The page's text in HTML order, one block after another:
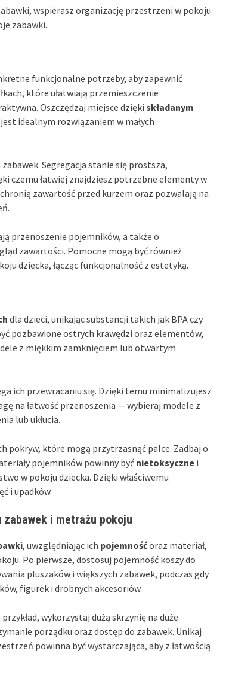
wspierasz organizację przestrzeni w pokoju
zabawki.
funkcjonalne potrzeby, aby zapewnić
które ułatwiają przemieszczenie
Oszczędzaj miejsce dziękiskładanym
idealnym rozwiązaniem w małych
Segregacja stanie się prostsza,
czemu łatwiej znajdziesz potrzebne elementy w
zawartość przed kurzem oraz pozwalają na
przenoszenie pojemników, a także o
zawartości. Pomocne mogą być również
dziecka, łącząc funkcjonalność z estetyką.
dla dzieci, unikając substancji takich jak BPA czy
pozbawione ostrych krawędzi oraz elementów,
z miękkim zamknięciem lub otwartym
ich przewracaniu się. Dzięki temu minimalizujesz
na łatwość przenoszenia — wybieraj modele z
lub ukłucia.
pokryw, które mogą przytrzasnąć palce. Zadbaj o
pojemników powinny byćnietoksyczne i
w pokoju dziecka. Dzięki właściwemu
i upadków.
zabawek i metrażu pokoju
, uwzględniając ich pojemnośćoraz materiał,
Po pierwsze, dostosuj pojemność koszy do
pluszaków i większych zabawek, podczas gdy
figurek i drobnych akcesoriów.
wykorzystaj dużą skrzynię na duże
porządku oraz dostęp do zabawek. Unikaj
powinna być wystarczająca, aby z łatwością